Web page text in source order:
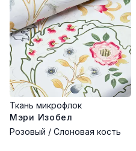
Ткань микрофлок
Мэри Изобел
Розовый / Слоновая кость